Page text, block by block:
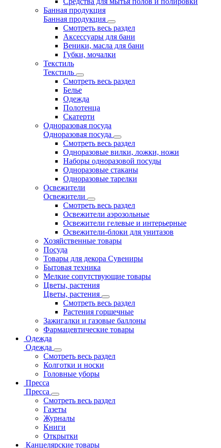
Банная продукция
Банная продукция
Смотреть весь раздел
Аксессуары для бани
Веники, масла для бани
Губки, мочалки
Текстиль
Текстиль
Смотреть весь раздел
Белье
Одежда
Полотенца
Скатерти
Одноразовая посуда
Одноразовая посуда
Смотреть весь раздел
Одноразовые вилки, ложки, ножи
Наборы одноразовой посуды
Одноразовые стаканы
Одноразовые тарелки
Освежители
Освежители
Смотреть весь раздел
Освежители аэрозольные
Освежители гелевые и интерьерные
Освежители-блоки для унитазов
Хозяйственные товары
Посуда
Товары для декора Сувениры
Бытовая техника
Мелкие сопутствующие товары
Цветы, растения
Цветы, растения
Смотреть весь раздел
Растения горшечные
Зажигалки и газовые баллоны
Фармацевтические товары
Одежда
Одежда
Смотреть весь раздел
Колготки и носки
Головные уборы
Пресса
Пресса
Смотреть весь раздел
Газеты
Журналы
Книги
Открытки
Канцелярские товары